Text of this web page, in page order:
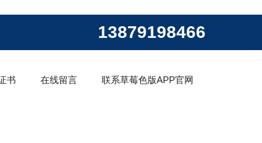
13879198466
书 在线留言 联系草莓色版APP官网